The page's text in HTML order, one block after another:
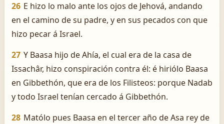
26 E hizo lo malo ante los ojos de Jehová, andando
en el camino de su padre, y en sus pecados con que
hizo pecar á Israel.
27 Y Baasa hijo de Ahía, el cual era de la casa de
Issachâr, hizo conspiración contra él: é hiriólo Baasa
en Gibbethón, que era de los Filisteos: porque Nadab
y todo Israel tenían cercado á Gibbethón.
28 Matólo pues Baasa en el tercer año de Asa rey de